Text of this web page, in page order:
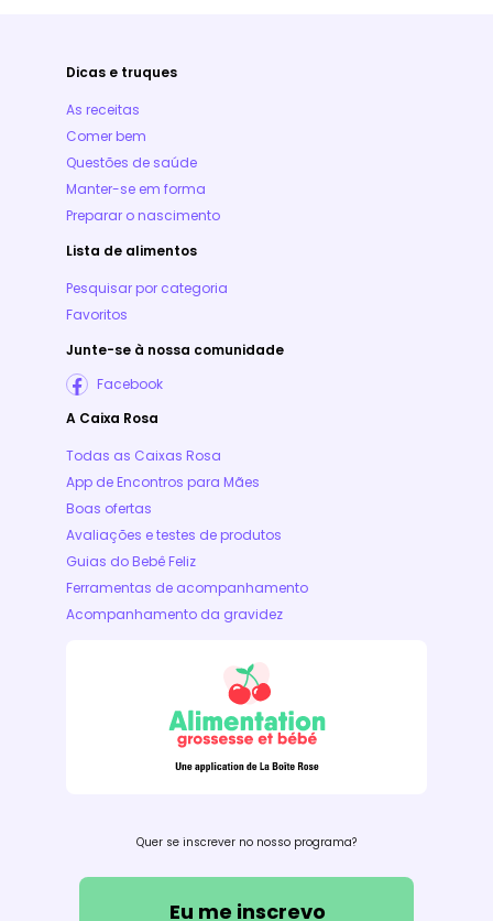
Dicas e truques
As receitas
Comer bem
Questões de saúde
Manter-se em forma
Preparar o nascimento
Lista de alimentos
Pesquisar por categoria
Favoritos
Junte-se à nossa comunidade
Facebook
A Caixa Rosa
Todas as Caixas Rosa
App de Encontros para Mães
Boas ofertas
Avaliações e testes de produtos
Guias do Bebê Feliz
Ferramentas de acompanhamento
Acompanhamento da gravidez
Quer se inscrever no nosso programa?
Eu me inscrevo